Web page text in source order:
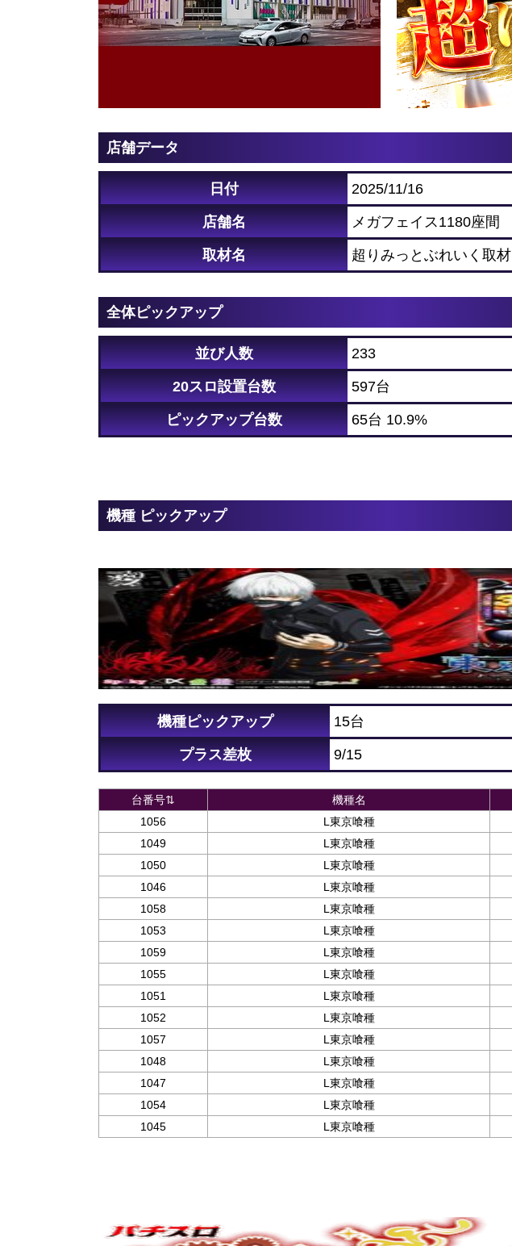
店舗データ
日付 2025/11/16
店舗名 メガフェイス1180座間
取材名 超りみっとぶれいく取材
全体ピックアップ
並び人数 233
20スロ設置台数 597台
ピックアップ台数 65台 10.9%
機種 ピックアップ
機種ピックアップ 15台
プラス差枚 9/15
台番号⇅ 機種名
1056
L東京喰種
1049
L東京喰種
1050
L東京喰種
1046
L東京喰種
1058
L東京喰種
1053
L東京喰種
1059
L東京喰種
1055
L東京喰種
1051
L東京喰種
1052
L東京喰種
1057
L東京喰種
1048
L東京喰種
1047
L東京喰種
1054
L東京喰種
1045
L東京喰種